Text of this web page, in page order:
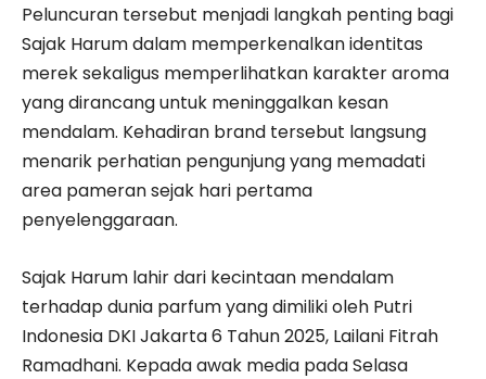
Peluncuran tersebut menjadi langkah penting bagi
Sajak Harum dalam memperkenalkan identitas
merek sekaligus memperlihatkan karakter aroma
yang dirancang untuk meninggalkan kesan
mendalam. Kehadiran brand tersebut langsung
menarik perhatian pengunjung yang memadati
area pameran sejak hari pertama
penyelenggaraan.
Sajak Harum lahir dari kecintaan mendalam
terhadap dunia parfum yang dimiliki oleh Putri
Indonesia DKI Jakarta 6 Tahun 2025, Lailani Fitrah
Ramadhani. Kepada awak media pada Selasa